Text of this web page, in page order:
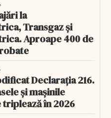
la
Transgaz și
Aproape 400 de
Declarația 216.
și mașinile
triplează în 2026